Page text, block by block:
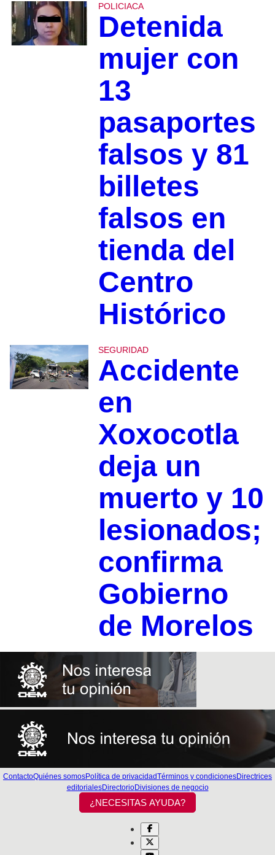
POLICIACA
Detenida
mujer con
13
pasaportes
falsos y 81
billetes
falsos en
tienda del
Centro
Histórico
SEGURIDAD
Accidente
en
Xoxocotla
deja un
muerto y 10
lesionados;
confirma
Gobierno
de Morelos
ContactoQuiénes somosPolítica de privacidadTérminos y condicionesDirectrices
editorialesDirectorioDivisiones de negocio
¿NECESITAS AYUDA?